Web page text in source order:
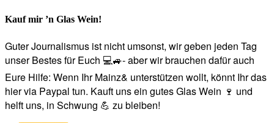
Kauf mir ’n Glas Wein!
Guter Journalismus ist nicht umsonst, wir geben jeden Tag
unser Bestes für Euch 💻🚙- aber wir brauchen dafür auch
Eure Hilfe: Wenn Ihr Mainz& unterstützen wollt, könnt Ihr das
hier via Paypal tun. Kauft uns ein gutes Glas Wein 🍷 und
helft uns, in Schwung 💪 zu bleiben!